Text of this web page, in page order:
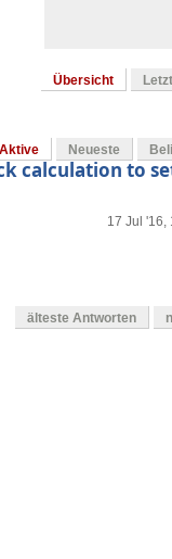
Übersicht
Aktive Neueste
calculation to
17 Jul '16,
älteste Antworten